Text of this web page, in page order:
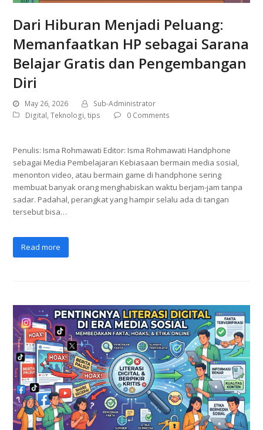
Dari Hiburan Menjadi Peluang:
Memanfaatkan HP sebagai Sarana
Belajar Gratis dan Pengembangan
Diri
May 26, 2026
Sub-Administrator
Digital,Teknologi,tips 0 Comments
Penulis: Isma Rohmawati Editor: Isma Rohmawati Handphone
sebagai Media Pembelajaran Kebiasaan bermain media sosial,
menonton video, atau bermain game di handphone sering
membuat banyak orang menghabiskan waktu berjam-jam tanpa
sadar. Padahal, perangkat yang hampir selalu ada di tangan
tersebut bisa…
Read more